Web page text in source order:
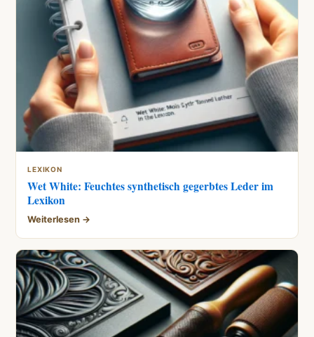
LEXIKON
Wet White: Feuchtes synthetisch gegerbtes Leder im
Lexikon
Weiterlesen →